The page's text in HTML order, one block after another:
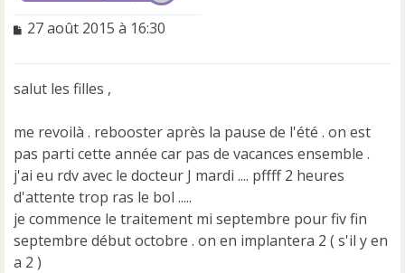
M
a
e
n
o
n
l
u
27 août 2015 à 16:30
salut les filles ,
me revoilà . rebooster après la pause de l'été . on est
pas parti cette année car pas de vacances ensemble .
j'ai eu rdv avec le docteur J mardi .... pffff 2 heures
d'attente trop ras le bol .....
je commence le traitement mi septembre pour fiv fin
septembre début octobre . on en implantera 2 ( s'il y en
a 2 )